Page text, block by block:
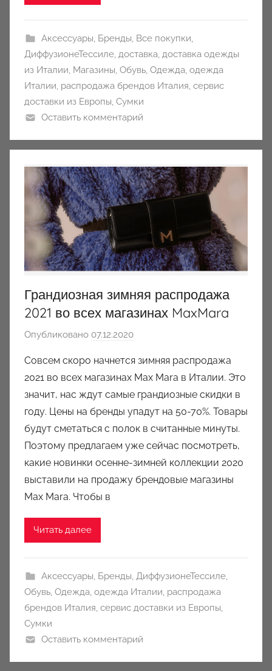
Аксессуары, Бренды, Все покупки,
ДиффузионеТессиле, доставка, доставка одежды
из Италии, Магазины, Обувь, Одежда, одежда
Италии, распродажа брендов Италия, сервис
доставки из Европы, Сумки
Оставить комментарий
Грандиозная зимняя распродажа
2021 во всех магазинах MaxMara
Опубликовано 07.12.2020
т
о
р
о
м
a
u
k
Совсем скоро начнется зимняя распродажа
2021 во всех магазинах Max Mara в Италии. Это
значит, нас ждут самые грандиозные скидки в
году. Цены на бренды упадут на 50-70%. Товары
будут сметаться с полок в считанные минуты.
Поэтому предлагаем уже сейчас посмотреть,
какие новинки осенне-зимней коллекции 2020
выставили на продажу брендовые магазины
Max Mara. Чтобы в
Читать далее
Аксессуары, Бренды, ДиффузионеТессиле,
Обувь, Одежда, одежда Италии, распродажа
брендов Италия, сервис доставки из Европы,
Сумки
Оставить комментарий